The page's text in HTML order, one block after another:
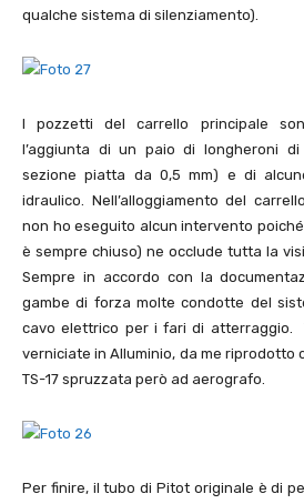
qualche sistema di silenziamento).
I pozzetti del carrello principale
l’aggiunta di un paio di longheroni
sezione piatta da 0,5 mm) e di
idraulico. Nell’alloggiamento del
non ho eseguito alcun intervento
è sempre chiuso) ne occlude tutta la
Sempre in accordo con la
gambe di forza molte condotte del
cavo elettrico per i fari di atterraggio.
verniciate in Alluminio, da me riprodotto
TS-17 spruzzata però ad aerografo.
Per finire, il tubo di Pitot originale è di